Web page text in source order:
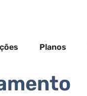
Planos